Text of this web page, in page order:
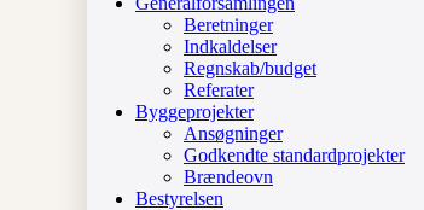
Beretninger
Indkaldelser
Regnskab/budget
Referater
Byggeprojekter
Ansøgninger
Godkendte standardprojekter
Brændeovn
Bestyrelsen